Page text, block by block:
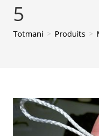
5
Totmani > Produits >